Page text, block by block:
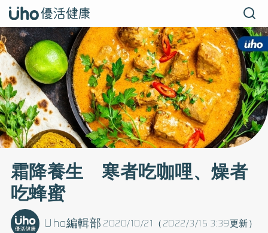
霜降養生 寒者吃咖哩、燥者
吃蜂蜜
2020/10/21（2022/3/15 3:39更新）
Uho編輯部